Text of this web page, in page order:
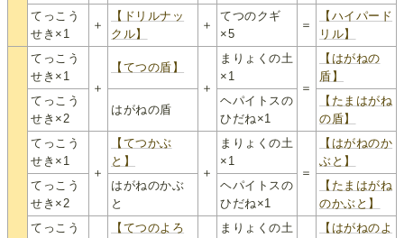
てっこう
せき×1
＋
【ドリルナッ
クル】
＋
てつのクギ
×5
＝
【ハイパード
リル】
てっこう
せき×1
＋
【てつの盾】
＋
まりょくの土
×1
＝
【はがねの
盾】
てっこう
せき×2
はがねの盾
ヘパイトスの
ひだね×1
【たまはがね
の盾】
てっこう
せき×1
＋
【てつかぶ
と】
＋
まりょくの土
×1
＝
【はがねのか
ぶと】
てっこう
せき×2
はがねのかぶ
と
ヘパイトスの
ひだね×1
【たまはがね
のかぶと】
てっこう
【てつのよろ
まりょくの土
【はがねのよ